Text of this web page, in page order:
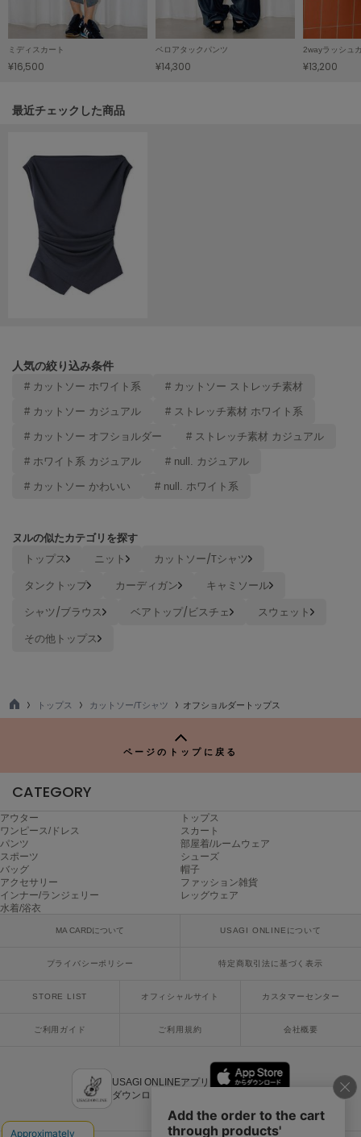
レスポートサック
LILY BROWN
LITTLE UNION TOKYO
リトルユニオン トウキョウ
made of Organics
メイドオブオーガニクス
MICHU COQUETTE
ミチュ コケット
ミーエスミーム
ミラオーウェン
モワージュ
NEW Balance
nezu
ネズ
null.
On
オン
Onitsuka Tiger
オニツカ タイガー
オル
Philly chocolate
ミディスカート
¥16,500
ベロアタックパンツ
¥14,300 ¥13,200
関連記事
最近チェックした商品
人気の絞り込み条件
# カットソー ホワイト系 # カットソー ストレッチ素材
# カットソー カジュアル # ストレッチ素材 ホワイト系
# カットソー オフショルダー # ストレッチ素材 カジュアル
# ホワイト系 カジュアル # null. カジュアル
# カットソー かわいい # null. ホワイト系
ヌルの似たカテゴリを探す
トップス ニット
カットソー/Tシャツ
タンクトップ
カーディガン
キャミソール
シャツ/ブラウス
ベアトップ/ビスチェ
スウェット
その他トップス
TO
トップス カットソー/Tシャツ オフショルダートップス
ページのトップに戻る
CATEGORY
アウター
トップス
ワンピース/ドレス
スカート
パンツ
部屋着/ルームウェア
スポーツ
シューズ
バッグ
帽子
アクセサリー
ファッション雑貨
インナー/ランジェリー
レッグウェア
水着/浴衣
MA CARDについて USAGI ONLINEについて
プライバシーポリシー 特定商取引法に基づく表示
STORE LIST オフィシャルサイト カスタマーセンター
ご利用ガイド ご利用規約 会社概要
USAGI ONLINEアプリ
ダウンロードはこちら